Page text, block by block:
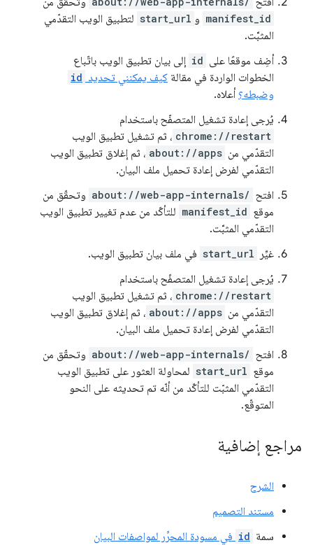
manifest_id و start_url لتطبيق الويب التقدّمي
المثبَّت.
أضِف موقعًا على id إلى بيان تطبيق الويب باتّباع
الخطوات الواردة في مقالة كيف يمكنني تحديد id
وضبطه؟ أعلاه.
يُرجى إعادة تشغيل المتصفّح باستخدام
chrome://restart ، ثم تشغيل تطبيق الويب
التقدّمي من about://apps ، ثم إغلاق تطبيق الويب
التقدّمي لفرض إعادة تحميل ملف البيان.
افتح about://web-app-internals/ وتحقّق من
موقع manifest_id للتأكّد من عدم تغيير تطبيق الويب
التقدّمي المثبَّت.
غيِّر
start_url في ملف بيان تطبيق الويب.
يُرجى إعادة تشغيل المتصفّح باستخدام
chrome://restart ، ثم تشغيل تطبيق الويب
التقدّمي من about://apps ، ثم إغلاق تطبيق الويب
التقدّمي لفرض إعادة تحميل ملف البيان.
افتح about://web-app-internals/ وتحقّق من
موقع start_url لمحاولة العثور على تطبيق الويب
التقدّمي المثبّت للتأكّد من أنّه تم تحديثه على النحو
المتوقّع.
مراجع إضافية
الشرح
مستند التصميم
سمة id في مسودة المحرِّر لمواصفات البيان